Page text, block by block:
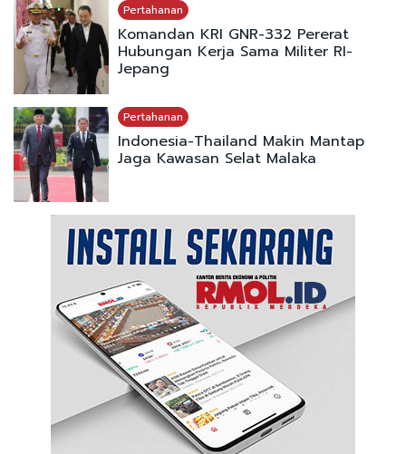
Pertahanan
Komandan KRI GNR-332 Pererat
Hubungan Kerja Sama Militer RI-
Jepang
Pertahanan
Indonesia-Thailand Makin Mantap
Jaga Kawasan Selat Malaka